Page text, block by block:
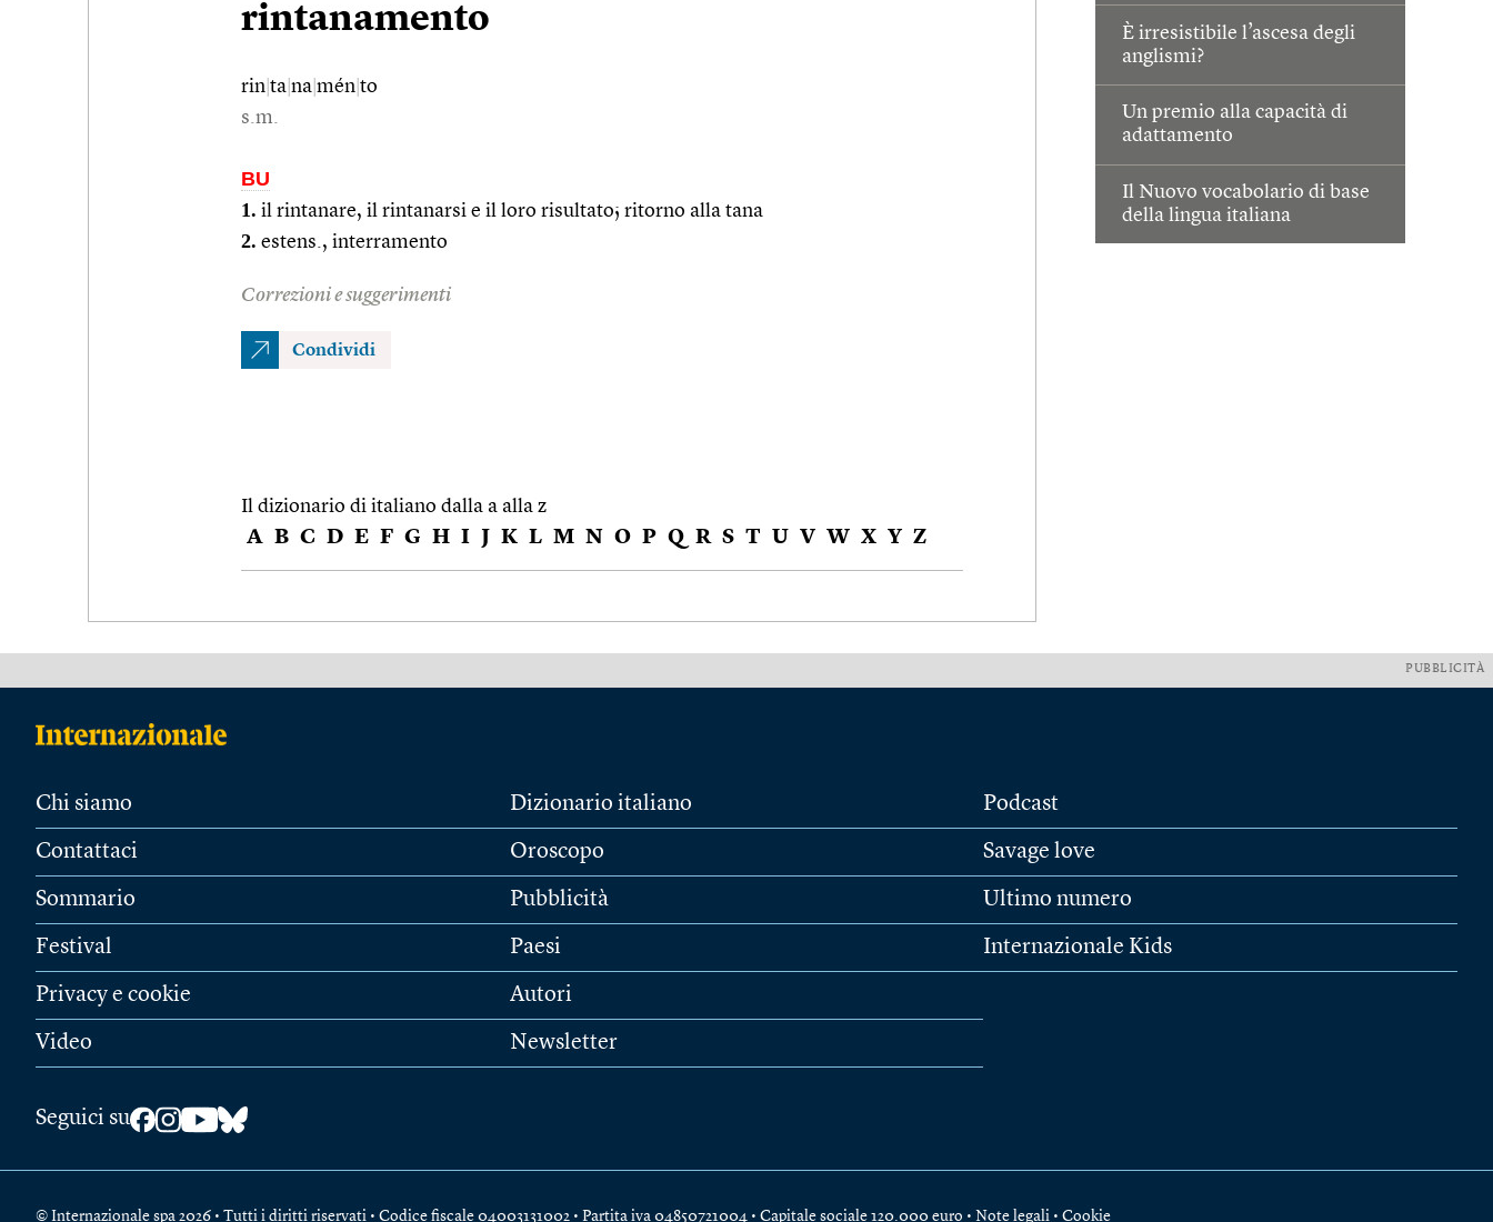
È irresistibile l’ascesa degli
anglismi?
Un premio alla capacità di
adattamento
Il Nuovo vocabolario di base
della lingua italiana
rintanamento
rin ta na mén to
s.m.
BU
1. il rintanare, il rintanarsi e il loro risultato; ritorno alla tana
2. estens., interramento
Correzioni e suggerimenti
Condividi
Il dizionario di italiano dalla a alla z
A B C D E F G H I J K L M N O P Q R S T U V W X Y Z
PUBBLICITÀ
Chi siamo
Contattaci
Sommario
Festival
Privacy e cookie
Video
Dizionario italiano
Oroscopo
Pubblicità
Paesi
Autori
Newsletter
Podcast
Savage love
Ultimo numero
Internazionale Kids
Seguici su
© Internazionale spa 2026 • Tutti i diritti riservati • Codice fiscale 04003131002 • Partita iva 04850721004 • Capitale sociale 120.000 euro • Note legali • Cookie